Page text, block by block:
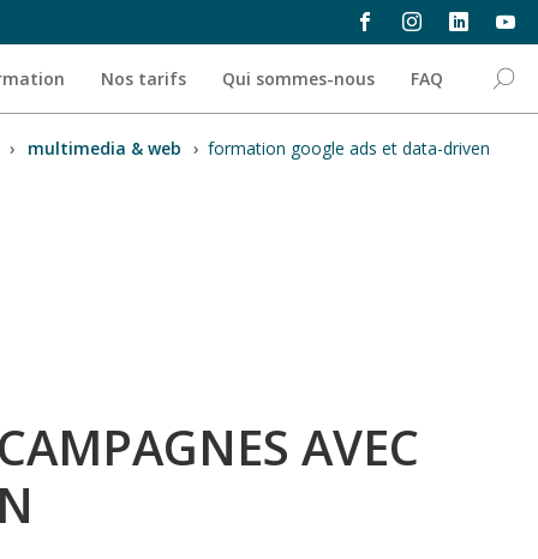
Nos tarifs Qui sommes-nous FAQ
› multimedia & web › formation google ads et data-driven
AVEC